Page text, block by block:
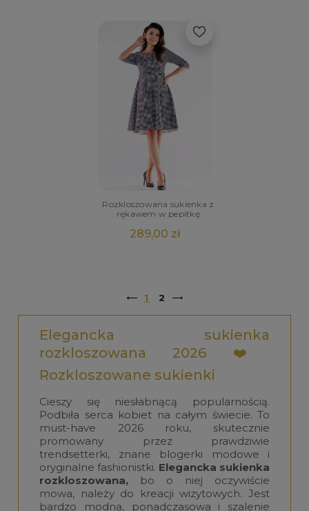
Rozkloszowana sukienka z
rękawem w pepitkę
289,00 zł
1 2
Elegancka sukienka
rozkloszowana 2026 ❤️
Rozkloszowane sukienki
Cieszy się niesłabnącą popularnością.
Podbiła serca kobiet na całym świecie. To
must-have 2026 roku, skutecznie
promowany przez prawdziwie
trendsetterki, znane blogerki modowe i
oryginalne fashionistki. Elegancka sukienka
rozkloszowana, bo o niej oczywiście
mowa, należy do kreacji wizytowych. Jest
bardzo modna, ponadczasowa i szalenie